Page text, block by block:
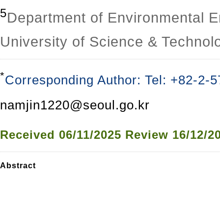
5Department of Environmental
University of Science &
*Corresponding Author: Tel: +82-2-
namjin1220@seoul.go.kr
Received 06/11/2025 Review 16/12/
Abstract